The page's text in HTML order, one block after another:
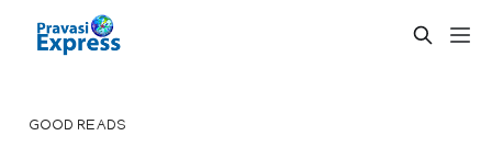
GOOD READS